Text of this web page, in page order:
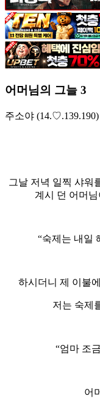
어머님의 그늘 3
주소야 (14.♡.139.190)
그날 저녁 일찍 샤워
계시 던 어머
“숙제는 내일
하시더니 제 이불
저는 숙제
“엄마 조
어